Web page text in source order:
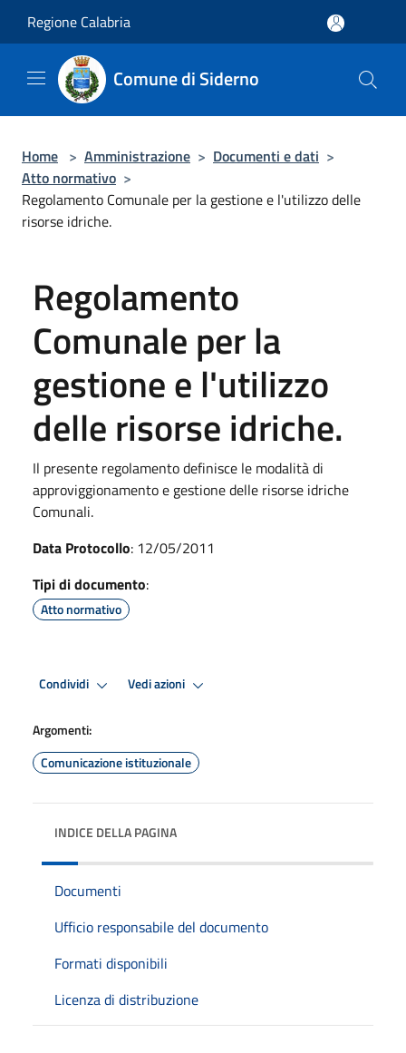
Regione Calabria
Comune di Siderno
Home > Amministrazione > Documenti e dati >
Atto normativo >
Regolamento Comunale per la gestione e l'utilizzo delle
risorse idriche.
Regolamento
Comunale per la
gestione e l'utilizzo
delle risorse idriche.
Il presente regolamento definisce le modalità di
approviggionamento e gestione delle risorse idriche
Comunali.
Data Protocollo: 12/05/2011
Tipi di documento:
Atto normativo
Condividi Vedi azioni
Argomenti:
Comunicazione istituzionale
INDICE DELLA PAGINA
Documenti
Ufficio responsabile del documento
Formati disponibili
Licenza di distribuzione